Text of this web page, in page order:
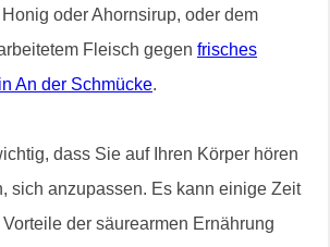
oder Ahornsirup, oder dem
Fleisch gegen frisches
An der Schmücke.
dass Sie auf Ihren Körper hören
sich anzupassen. Es kann einige Zeit
der säurearmen Ernährung